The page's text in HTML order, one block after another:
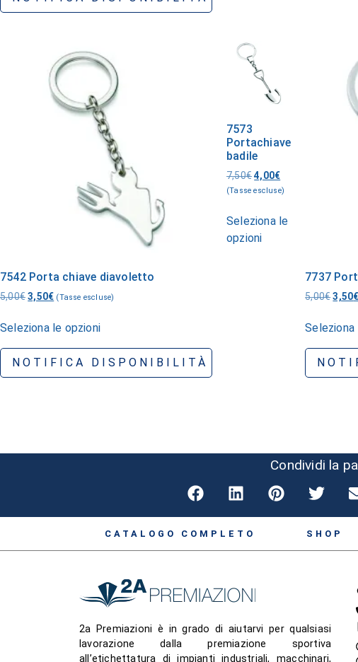
7542 Porta chiave diavoletto
5,00€ 3,50€ (Tasse escluse)
Seleziona le opzioni
NOTIFICA DISPONIBILITÀ
7573
Portachiave
badile
7,50€ 4,00€
(Tasse escluse)
Seleziona le
opzioni
7737
5,00€ 3,50€
Seleziona
Condividi la
CATALOGO COMPLETO SHOP
2a Premiazioni è in grado di aiutarvi per qualsiasi
lavorazione dalla premiazione sportiva
all’etichettatura di impianti industriali, macchinari,